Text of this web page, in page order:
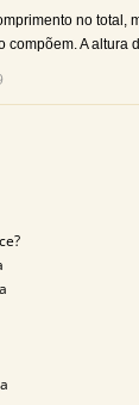
no total,
compõem. A altura